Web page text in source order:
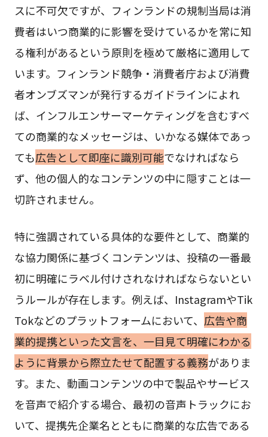
スに不可欠ですが、フィンランドの規制当局は消
費者はいつ商業的に影響を受けているかを常に知
る権利があるという原則を極めて厳格に適用して
います。フィンランド競争・消費者庁および消費
者オンブズマンが発行するガイドラインによれ
ば、インフルエンサーマーケティングを含むすべ
ての商業的なメッセージは、いかなる媒体であっ
ても広告として即座に識別可能でなければなら
ず、他の個人的なコンテンツの中に隠すことは一
切許されません。
特に強調されている具体的な要件として、商業的
な協力関係に基づくコンテンツは、投稿の一番最
初に明確にラベル付けされなければならないとい
うルールが存在します。例えば、InstagramやTik
Tokなどのプラットフォームにおいて、 広告や商
業的提携といった文言を、一目見て明確にわかる
ように背景から際立たせて配置する義務がありま
す。また、動画コンテンツの中で製品やサービス
を音声で紹介する場合、最初の音声トラックにお
いて、提携先企業名とともに商業的な広告である